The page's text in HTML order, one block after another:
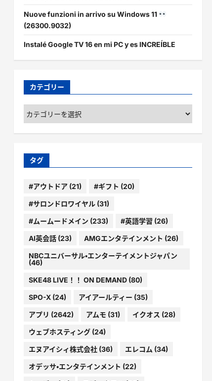
Nuove funzioni in arrivo su Windows 11
(26300.9032)
Instalé Google TV 16 en mi PC y es INCREÍBLE
カテゴリー
カ
テ
ゴ
ー
タグ
#アウトドア(21) #ギフト (20)
#サロンドロワイヤル(31)
#ムームードメイン (233) #英語学習 (26)
AI英会話(23) AMGエンタテインメント (26)
NBCユニバーサル・エンターテイメントジャパン
(46)
SKE48 LIVE！！ ON DEMAND(80)
SPO-X(24) アイアールティー (35)
アプリ (2642) アムモ (31) イクオス (28)
ウェブホスティング(24)
エヌアイシィ株式会社(36) エレコム (34)
オデッサ・エンタテインメント (22)